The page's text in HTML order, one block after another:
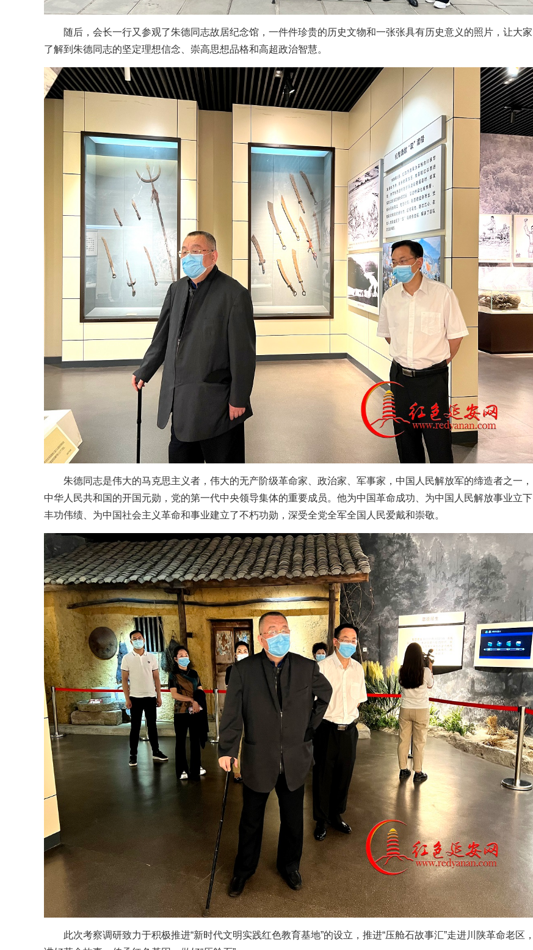
随后，会长一行又参观了朱德同志故居纪念馆，一件件珍贵的历史文物和一张张具有历史意义的照片，让大家
了解到朱德同志的坚定理想信念、崇高思想品格和高超政治智慧。
朱德同志是伟大的马克思主义者，伟大的无产阶级革命家、政治家、军事家，中国人民解放军的缔造者之一，
中华人民共和国的开国元勋，党的第一代中央领导集体的重要成员。他为中国革命成功、为中国人民解放事业立下
丰功伟绩、为中国社会主义革命和事业建立了不朽功勋，深受全党全军全国人民爱戴和崇敬。
此次考察调研致力于积极推进“新时代文明实践红色教育基地”的设立，推进“压舱石故事汇”走进川陕革命老区，